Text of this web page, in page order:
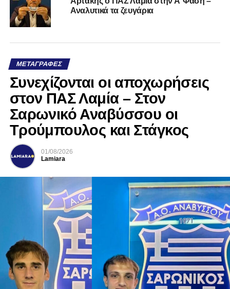
Αναλυτικά τα ζευγάρια
ΜΕΤΑΓΡΑΦΈΣ
Συνεχίζονται οι αποχωρήσεις
στον ΠΑΣ Λαμία – Στον
Σαρωνικό Αναβύσσου οι
Τρούμπουλος και Στάγκος
01/08/2026
Lamiara